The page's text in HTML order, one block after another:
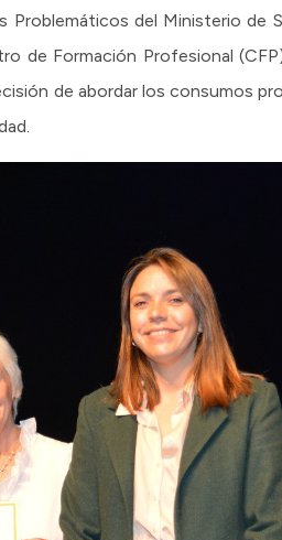
Problemáticos del Ministerio de
de Formación Profesional
de abordar los consumos